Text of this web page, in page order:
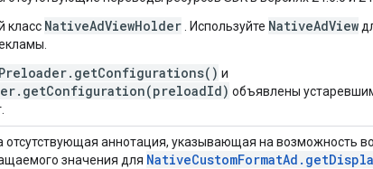
класс NativeAdViewHolder . Используйте NativeAdView
и
объявлены
​​отсутствующая аннотация, указывающая на возможность
значения для